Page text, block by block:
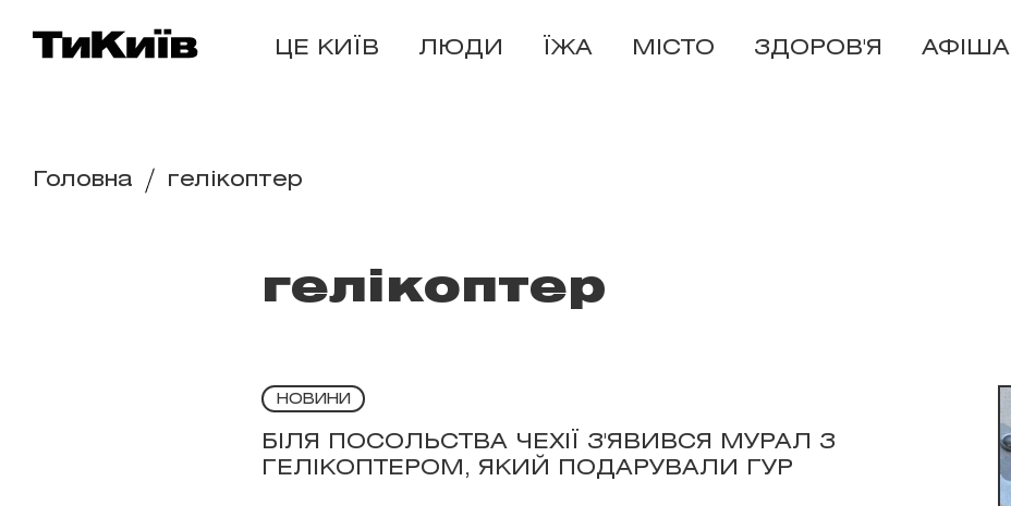
ЦЕ КИЇВ ЛЮДИ ЇЖА МІСТО ЗДОРОВ'Я АФІША
Головна гелікоптер
гелікоптер
НОВИНИ
БІЛЯ ПОСОЛЬСТВА ЧЕХІЇ З'ЯВИВСЯ МУРАЛ З
ГЕЛІКОПТЕРОМ, ЯКИЙ ПОДАРУВАЛИ ГУР